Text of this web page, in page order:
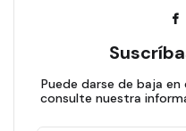
Puede darse de baja
consulte nuestra